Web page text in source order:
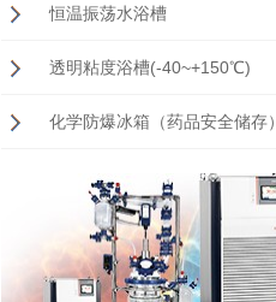
恒温振荡水浴槽
透明粘度浴槽(-40~+150℃)
化学防爆冰箱（药品安全储存）